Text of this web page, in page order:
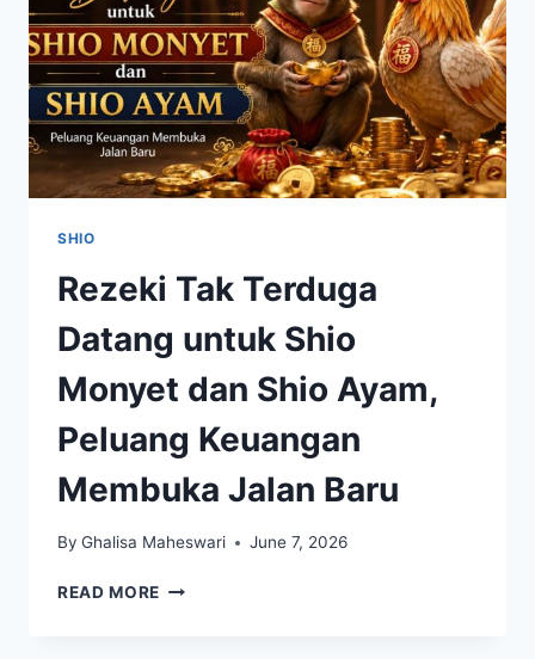
SHIO
Rezeki Tak Terduga
Datang untuk Shio
Monyet dan Shio Ayam,
Peluang Keuangan
Membuka Jalan Baru
By Ghalisa Maheswari June 7, 2026
READ MORE REZEKI